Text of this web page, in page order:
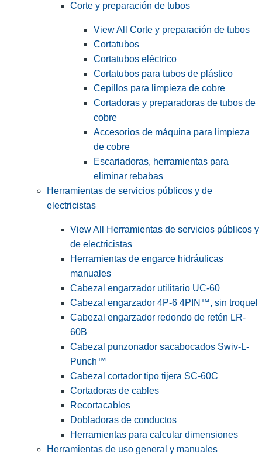
Corte y preparación de tubos
View All Corte y preparación de tubos
Cortatubos
Cortatubos eléctrico
Cortatubos para tubos de plástico
Cepillos para limpieza de cobre
Cortadoras y preparadoras de tubos de
cobre
Accesorios de máquina para limpieza
de cobre
Escariadoras, herramientas para
eliminar rebabas
Herramientas de servicios públicos y de
electricistas
View All Herramientas de servicios públicos y
de electricistas
Herramientas de engarce hidráulicas
manuales
Cabezal engarzador utilitario UC-60
Cabezal engarzador 4P-6 4PIN™, sin troquel
Cabezal engarzador redondo de retén LR-
60B
Cabezal punzonador sacabocados Swiv-L-
Punch™
Cabezal cortador tipo tijera SC-60C
Cortadoras de cables
Recortacables
Dobladoras de conductos
Herramientas para calcular dimensiones
Herramientas de uso general y manuales